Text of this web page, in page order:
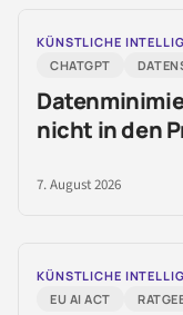
KÜNSTLICHE
CHATGPT
nicht in den
7. August 2026
KÜNSTLICHE
EU AI ACT